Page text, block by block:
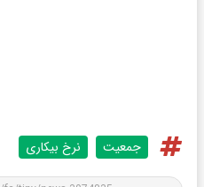
جمعیت نرخ بیکاری